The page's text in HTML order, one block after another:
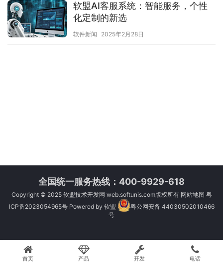
软盟AI客服系统：智能服务，个性
化定制的新选
软件新闻 2025年2月28日
全国统一服务热线：400-9929-618
Copyright © 2025 软盟技术开发网 web.softunis.com版权所有 网站地图 粤
ICP备2023054965号Powered by 软盟
粤公网安备 44030502010466
号
首页 产品 开发 电话